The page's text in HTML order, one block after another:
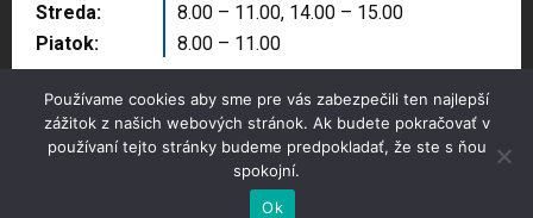
Streda:
Piatok:
8.00 – 11.00, 14.00 – 15.00
8.00 – 11.00
Copyright © 2025 Správa majetku mesta, n.o.,
Partizánske
Používame cookies aby sme pre vás zabezpečili ten najlepší
zážitok z našich webových stránok. Ak budete pokračovať v
používaní tejto stránky budeme predpokladať, že ste s ňou
spokojní.
Ok